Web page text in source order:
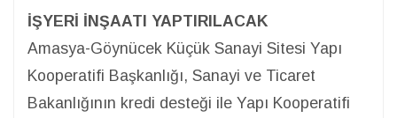
İŞYERİ İNŞAATI YAPTIRILACAK
Amasya-Göynücek Küçük Sanayi Sitesi Yapı
Kooperatifi Başkanlığı, Sanayi ve Ticaret
Bakanlığının kredi desteği ile Yapı Kooperatifi